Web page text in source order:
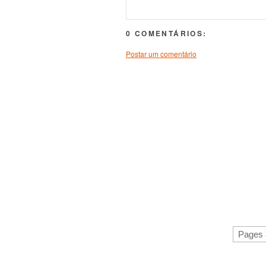
0 COMENTÁRIOS:
Postar um comentário
Pages